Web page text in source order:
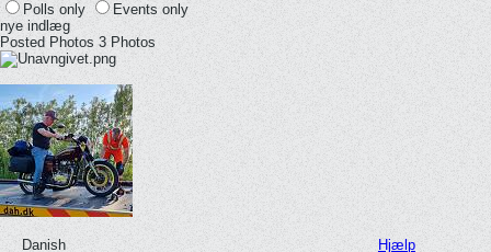
Polls only
Events only
nye indlæg
Posted Photos 3 Photos
Danish Hjælp